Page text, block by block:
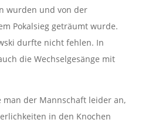
wurden und von der
Pokalsieg geträumt wurde.
durfte nicht fehlen. In
die Wechselgesänge mit
man der Mannschaft leider an,
in den Knochen